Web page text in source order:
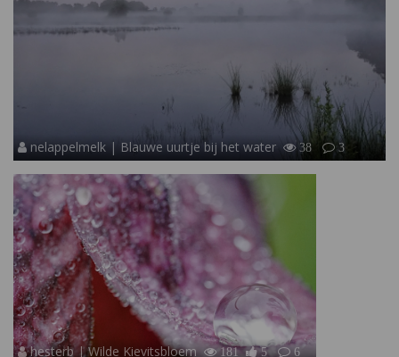
nelappelmelk | Blauwe uurtje bij het water 38 3
hesterb | Wilde Kievitsbloem 181 5 6